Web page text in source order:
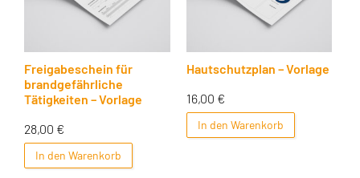
Freigabeschein für
brandgefährliche
Tätigkeiten – Vorlage
28,00 €
In den Warenkorb
Hautschutzplan – Vorlage
16,00 €
In den Warenkorb